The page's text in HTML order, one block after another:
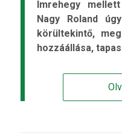
Imrehegy
Nagy Roland
körültekintő,
hozzáállása,